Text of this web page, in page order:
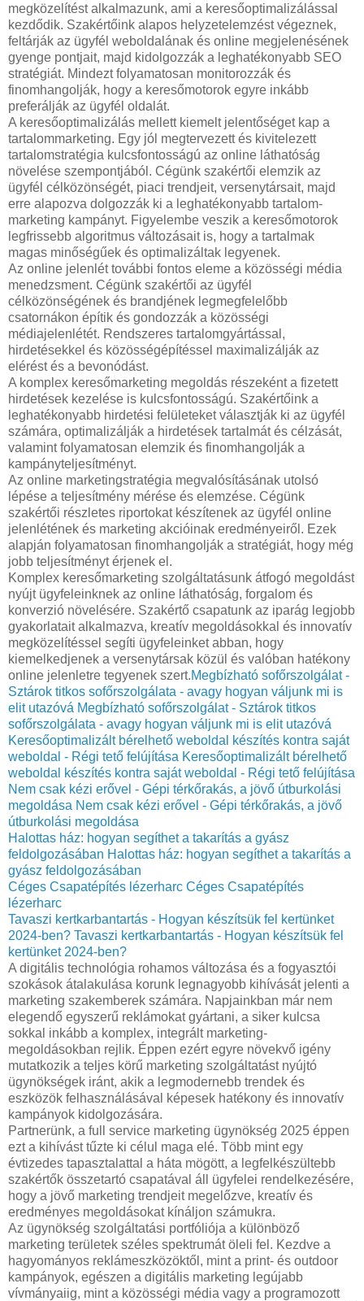
megközelítést alkalmazunk, ami a keresőoptimalizálással
kezdődik. Szakértőink alapos helyzetelemzést végeznek,
feltárják az ügyfél weboldalának és online megjelenésének
gyenge pontjait, majd kidolgozzák a leghatékonyabb SEO
stratégiát. Mindezt folyamatosan monitorozzák és
finomhangolják, hogy a keresőmotorok egyre inkább
preferálják az ügyfél oldalát.
A keresőoptimalizálás mellett kiemelt jelentőséget kap a
tartalommarketing. Egy jól megtervezett és kivitelezett
tartalomstratégia kulcsfontosságú az online láthatóság
növelése szempontjából. Cégünk szakértői elemzik az
ügyfél célközönségét, piaci trendjeit, versenytársait, majd
erre alapozva dolgozzák ki a leghatékonyabb tartalom-
marketing kampányt. Figyelembe veszik a keresőmotorok
legfrissebb algoritmus változásait is, hogy a tartalmak
magas minőségűek és optimalizáltak legyenek.
Az online jelenlét további fontos eleme a közösségi média
menedzsment. Cégünk szakértői az ügyfél
célközönségének és brandjének legmegfelelőbb
csatornákon építik és gondozzák a közösségi
médiajelenlétét. Rendszeres tartalomgyártással,
hirdetésekkel és közösségépítéssel maximalizálják az
elérést és a bevonódást.
A komplex keresőmarketing megoldás részeként a fizetett
hirdetések kezelése is kulcsfontosságú. Szakértőink a
leghatékonyabb hirdetési felületeket választják ki az ügyfél
számára, optimalizálják a hirdetések tartalmát és célzását,
valamint folyamatosan elemzik és finomhangolják a
kampányteljesítményt.
Az online marketingstratégia megvalósításának utolsó
lépése a teljesítmény mérése és elemzése. Cégünk
szakértői részletes riportokat készítenek az ügyfél online
jelenlétének és marketing akcióinak eredményeiről. Ezek
alapján folyamatosan finomhangolják a stratégiát, hogy még
jobb teljesítményt érjenek el.
Komplex keresőmarketing szolgáltatásunk átfogó megoldást
nyújt ügyfeleinknek az online láthatóság, forgalom és
konverzió növelésére. Szakértő csapatunk az iparág legjobb
gyakorlatait alkalmazva, kreatív megoldásokkal és innovatív
megközelítéssel segíti ügyfeleinket abban, hogy
kiemelkedjenek a versenytársak közül és valóban hatékony
online jelenletre tegyenek szert.Megbízható sofőrszolgálat -
Sztárok titkos sofőrszolgálata - avagy hogyan váljunk mi is
elit utazóvá Megbízható sofőrszolgálat - Sztárok titkos
sofőrszolgálata - avagy hogyan váljunk mi is elit utazóvá
Keresőoptimalizált bérelhető weboldal készítés kontra saját
weboldal - Régi tető felújítása Keresőoptimalizált bérelhető
weboldal készítés kontra saját weboldal - Régi tető felújítása
Nem csak kézi erővel - Gépi térkőrakás, a jövő útburkolási
megoldása Nem csak kézi erővel - Gépi térkőrakás, a jövő
útburkolási megoldása
Halottas ház: hogyan segíthet a takarítás a gyász
feldolgozásában Halottas ház: hogyan segíthet a takarítás a
gyász feldolgozásában
Céges Csapatépítés lézerharc Céges Csapatépítés
lézerharc
Tavaszi kertkarbantartás - Hogyan készítsük fel kertünket
2024-ben? Tavaszi kertkarbantartás - Hogyan készítsük fel
kertünket 2024-ben?
A digitális technológia rohamos változása és a fogyasztói
szokások átalakulása korunk legnagyobb kihívását jelenti a
marketing szakemberek számára. Napjainkban már nem
elegendő egyszerű reklámokat gyártani, a siker kulcsa
sokkal inkább a komplex, integrált marketing-
megoldásokban rejlik. Éppen ezért egyre növekvő igény
mutatkozik a teljes körű marketing szolgáltatást nyújtó
ügynökségek iránt, akik a legmodernebb trendek és
eszközök felhasználásával képesek hatékony és innovatív
kampányok kidolgozására.
Partnerünk, a full service marketing ügynökség 2025 éppen
ezt a kihívást tűzte ki célul maga elé. Több mint egy
évtizedes tapasztalattal a háta mögött, a legfelkészültebb
szakértők összetartó csapatával áll ügyfelei rendelkezésére,
hogy a jövő marketing trendjeit megelőzve, kreatív és
eredményes megoldásokat kínáljon számukra.
Az ügynökség szolgáltatási portfóliója a különböző
marketing területek széles spektrumát öleli fel. Kezdve a
hagyományos reklámeszközöktől, mint a print- és outdoor
kampányok, egészen a digitális marketing legújabb
vívmányaiig, mint a közösségi média vagy a programozott